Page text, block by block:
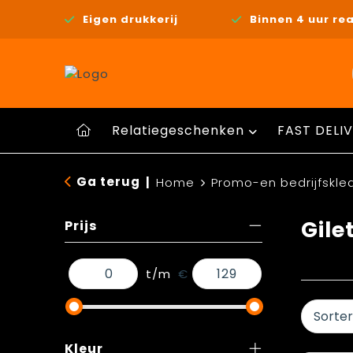
Eigen drukkerij Binnen 4 uur
Relatiegeschenken FAST
Ga terug Home Promo-en
Prijs
t/m €
Kleur